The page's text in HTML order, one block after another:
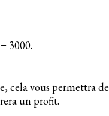
3000.
cela vous permettra
un profit.